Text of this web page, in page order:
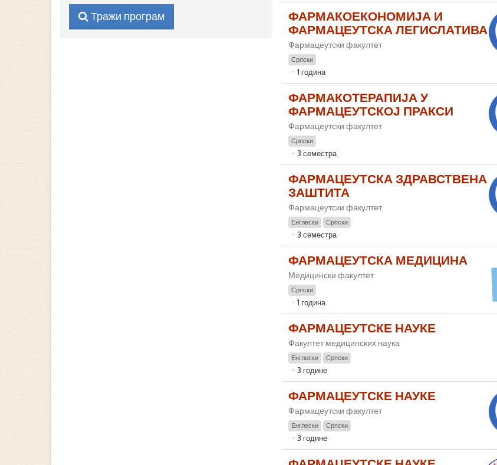
Тражи програм
ФАРМАКОЕКОНОМИЈА И
ФАРМАЦЕУТСКА ЛЕГИСЛАТИВА
Фармацеутски факултет
Српски
1 година
ФАРМАКОТЕРАПИЈА У
ФАРМАЦЕУТСКОЈ ПРАКСИ
Фармацеутски факултет
Српски
3 семестра
ФАРМАЦЕУТСКА ЗДРАВСТВЕНА
ЗАШТИТА
Фармацеутски факултет
Енглески Српски
3 семестра
ФАРМАЦЕУТСКА МЕДИЦИНА
Медицински факултет
Српски
1 година
ФАРМАЦЕУТСКЕ НАУКЕ
Факултет медицинских наука
Енглески Српски
3 године
ФАРМАЦЕУТСКЕ НАУКЕ
Фармацеутски факултет
Енглески Српски
3 године